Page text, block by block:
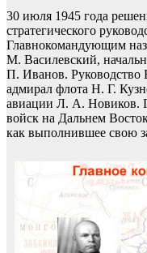
30 июля 1945 года
стратегического
Главнокомандующим
М. Василевский,
П. Иванов.
адмирал флота Н. Г.
авиации Л. А. Новиков.
войск на Дальнем
как выполнившее свою